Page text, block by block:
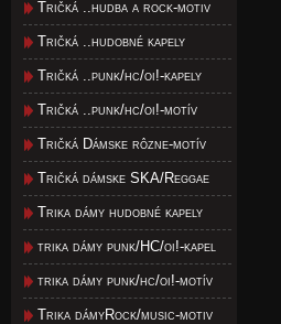
Tričká ..hudba a rock-motiv
Tričká ..hudobné kapely
Tričká ..punk/hc/oi!-kapely
Tričká ..punk/hc/oi!-motív
Tričká Dámske rôzne-motív
Tričká dámske SKA/Reggae
Trika dámy hudobné kapely
trika dámy punk/HC/oi!-kapel
trika dámy punk/hc/oi!-motív
Trika dámyRock/music-motiv